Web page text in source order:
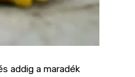
addig a maradék